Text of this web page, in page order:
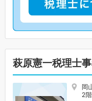
萩原憲一税理士
岡
2階